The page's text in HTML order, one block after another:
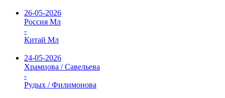
26-05-2026
Россия Мл
-
Китай Мл
24-05-2026
Храмцова / Савельева
-
Рудых / Филимонова